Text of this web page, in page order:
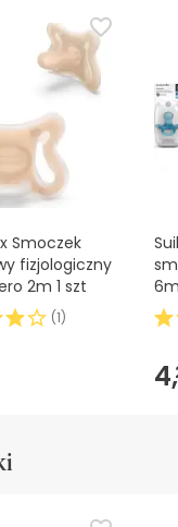
dla tego
do
międzyczasie
dotyczącymi
przed jego
jeśli chcesz,
zgodnie z
Smoczek
fizjologiczny
2m 1 szt
(1)
4,